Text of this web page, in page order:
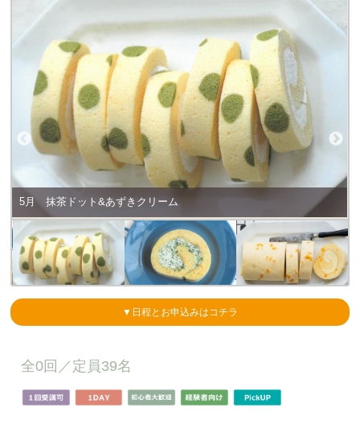
5月 抹茶ドット&あずきクリーム
▼日程とお申込みはコチラ
全0回／ 定員39名